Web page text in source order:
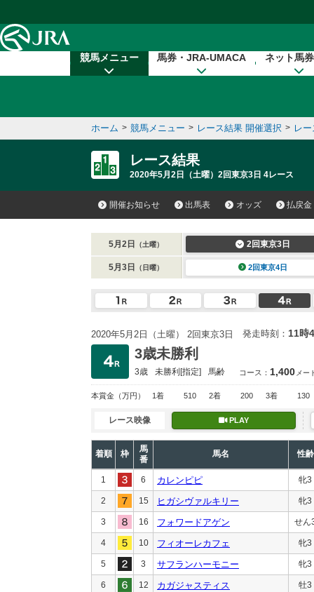
競馬メニュー 馬券・JRA-UMACA ネット馬
ホーム > 競馬メニュー > レース結果 開催選択 > レ
レース結果
2020年5月2日（土曜）2回東京3日 4レース
開催お知らせ 出馬表 オッズ 払戻金
5月2日 （土曜） 2回東京3日
5月3日 （日曜） 2回東京4日
2020年5月2日（土曜） 2回東京3日 発走時刻： 11時
3歳未勝利
3歳 未勝利[指定] 馬齢 コース： 1,400 メー
本賞金 （万円） 1着 510 2着 200 3着 130
レース映像 PLAY
着順 枠
馬
番
馬名 性齢
1 6 カレンピピ 牝3
2 15 ヒガシヴァルキリー 牝3
3 16 フォワードアゲン せん
4 10 フィオーレカフェ 牝3
5 3 サフランハーモニー 牝3
6 12 カガジャスティス 牡3